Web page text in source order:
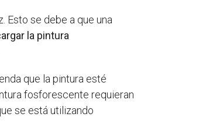
Esto se debe a que una
la pintura
que la pintura esté
fosforescente requieran
se está utilizando